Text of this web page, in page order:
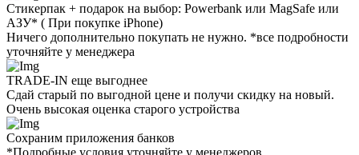
Стикерпак + подарок на выбор: Powerbank или MagSafe или
AЗУ* ( При покупке iPhone)
Ничего дополнительно покупать не нужно. *все подробности
уточняйте у менеджера
TRADE-IN еще выгоднее
Сдай старый по выгодной цене и получи скидку на новый.
Очень высокая оценка старого устройства
Сохраним приложения банков
*Подробные условия уточняйте у менеджеров